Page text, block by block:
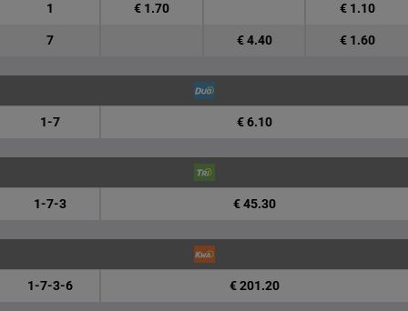
1 € 1.70 € 1.10
7 € 4.40 € 1.60
1-7 € 6.10
1-7-3 € 45.30
1-7-3-6 € 201.20